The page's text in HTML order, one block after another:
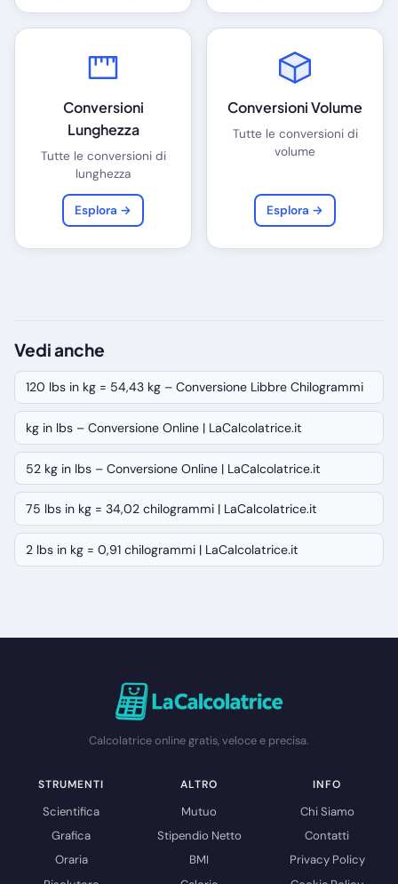
Conversioni
Lunghezza
Tutte le conversioni di
lunghezza
Esplora →
Conversioni Volume
Tutte le conversioni di
volume
Esplora →
Vedi anche
120 lbs in kg = 54,43 kg – Conversione Libbre Chilogrammi
kg in lbs – Conversione Online | LaCalcolatrice.it
52 kg in lbs – Conversione Online | LaCalcolatrice.it
75 lbs in kg = 34,02 chilogrammi | LaCalcolatrice.it
2 lbs in kg = 0,91 chilogrammi | LaCalcolatrice.it
Calcolatrice online gratis, veloce e precisa.
STRUMENTI
Scientifica
Grafica
Oraria
ALTRO
Mutuo
Stipendio Netto
BMI
INFO
Chi Siamo
Contatti
Privacy Policy